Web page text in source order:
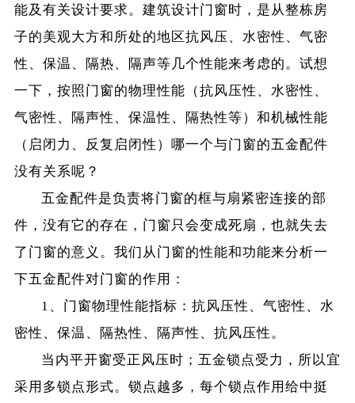
能及有关设计要求。建筑设计门窗时，是从整栋房
子的美观大方和所处的地区抗风压、水密性、气密
性、保温、隔热、隔声等几个性能来考虑的。试想
一下，按照门窗的物理性能（抗风压性、水密性、
气密性、隔声性、保温性、隔热性等）和机械性能
（启闭力、反复启闭性）哪一个与门窗的五金配件
没有关系呢？
五金配件是负责将门窗的框与扇紧密连接的部
件，没有它的存在，门窗只会变成死扇，也就失去
了门窗的意义。我们从门窗的性能和功能来分析一
下五金配件对门窗的作用：
1、门窗物理性能指标：抗风压性、气密性、水
密性、保温、隔热性、隔声性、抗风压性。
当内平开窗受正风压时；五金锁点受力，所以宜
采用多锁点形式。锁点越多，每个锁点作用给中挺